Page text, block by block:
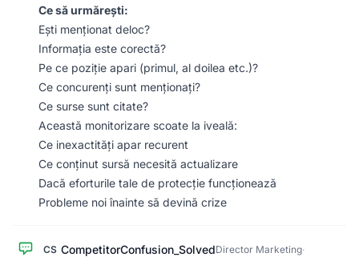
Ce să urmărești:
Ești menționat deloc?
Informația este corectă?
Pe ce poziție apari (primul, al doilea etc.)?
Ce concurenți sunt menționați?
Ce surse sunt citate?
Această monitorizare scoate la iveală:
Ce inexactități apar recurent
Ce conținut sursă necesită actualizare
Dacă eforturile tale de protecție funcționează
Probleme noi înainte să devină crize
CS CompetitorConfusion_SolvedDirector Marketing·